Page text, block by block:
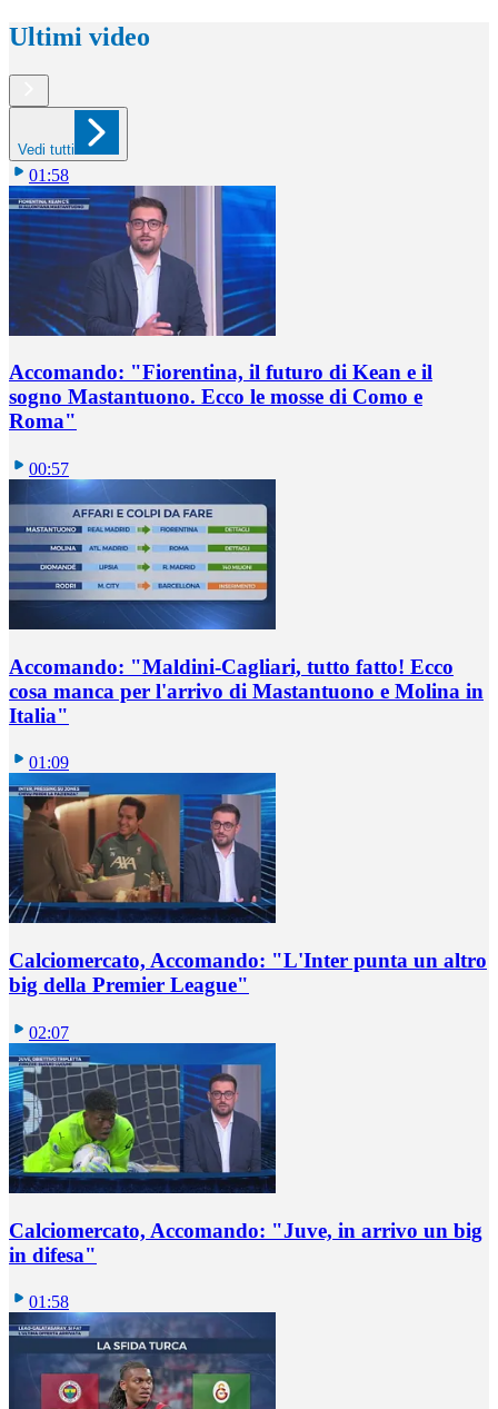
Ultimi video
Vedi tutti
01:58
Accomando: "Fiorentina, il futuro di Kean e il
sogno Mastantuono. Ecco le mosse di Como e
Roma"
00:57
Accomando: "Maldini-Cagliari, tutto fatto! Ecco
cosa manca per l'arrivo di Mastantuono e Molina in
Italia"
01:09
Calciomercato, Accomando: "L'Inter punta un altro
big della Premier League"
02:07
Calciomercato, Accomando: "Juve, in arrivo un big
in difesa"
01:58